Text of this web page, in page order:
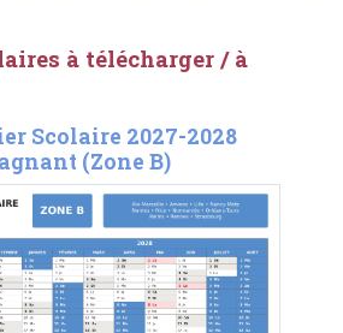
à télécharger / à
Scolaire 2027-2028
(Zone B)